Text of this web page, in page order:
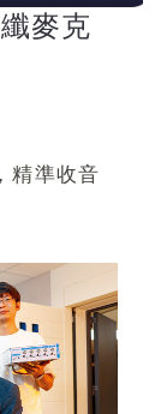
麥克
精準收音